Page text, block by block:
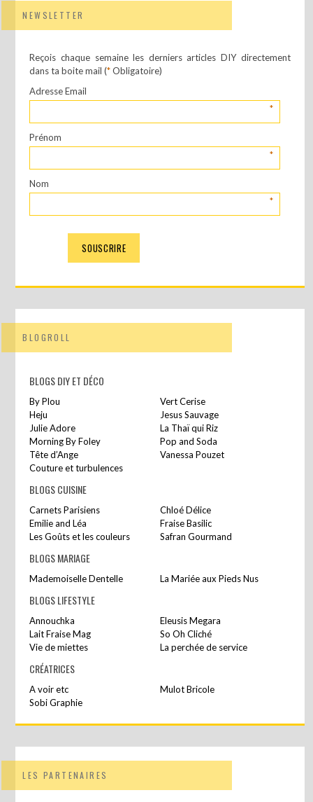
NEWSLETTER
Reçois chaque semaine les derniers articles DIY directement
dans ta boite mail (*Obligatoire)
Adresse Email
*
Prénom
*
Nom
*
BLOGROLL
BLOGS DIY ET DÉCO
By Plou
Vert Cerise
Heju
Jesus Sauvage
Julie Adore
La Thaï qui Riz
Morning By Foley
Pop and Soda
Tête d’Ange
Vanessa Pouzet
Couture et turbulences
BLOGS CUISINE
Carnets Parisiens
Chloé Délice
Emilie and Léa
Fraise Basilic
Les Goûts et les couleurs
Safran Gourmand
BLOGS MARIAGE
Mademoiselle Dentelle La Mariée aux Pieds Nus
BLOGS LIFESTYLE
Annouchka
Eleusis Megara
Lait Fraise Mag
So Oh Cliché
Vie de miettes
La perchée de service
CRÉATRICES
A voir etc
Mulot Bricole
Sobi Graphie
LES PARTENAIRES